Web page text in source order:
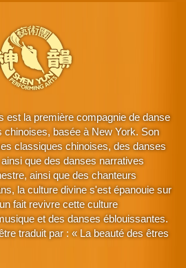
est la première compagnie de danse
basée à New York. Son
classiques chinoises, des danses
que des danses narratives
ainsi que des chanteurs
la culture divine s'est épanouie sur
fait revivre cette culture
et des danses éblouissantes.
traduit par : « La beauté des êtres